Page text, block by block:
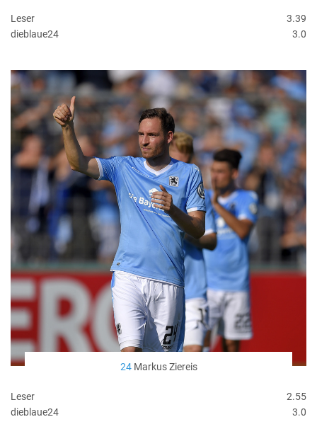
Leser
3.39
dieblaue24
3.0
24Markus Ziereis
Leser
2.55
dieblaue24
3.0